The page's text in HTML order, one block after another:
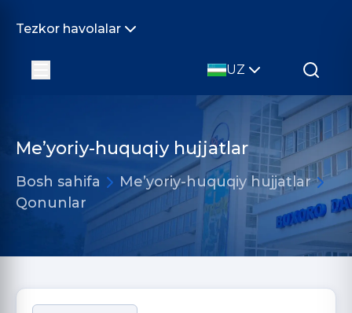
Tezkor havolalar
UZ
Me’yoriy-huquqiy hujjatlar
Bosh sahifa
Me’yoriy-huquqiy hujjatlar
Qonunlar